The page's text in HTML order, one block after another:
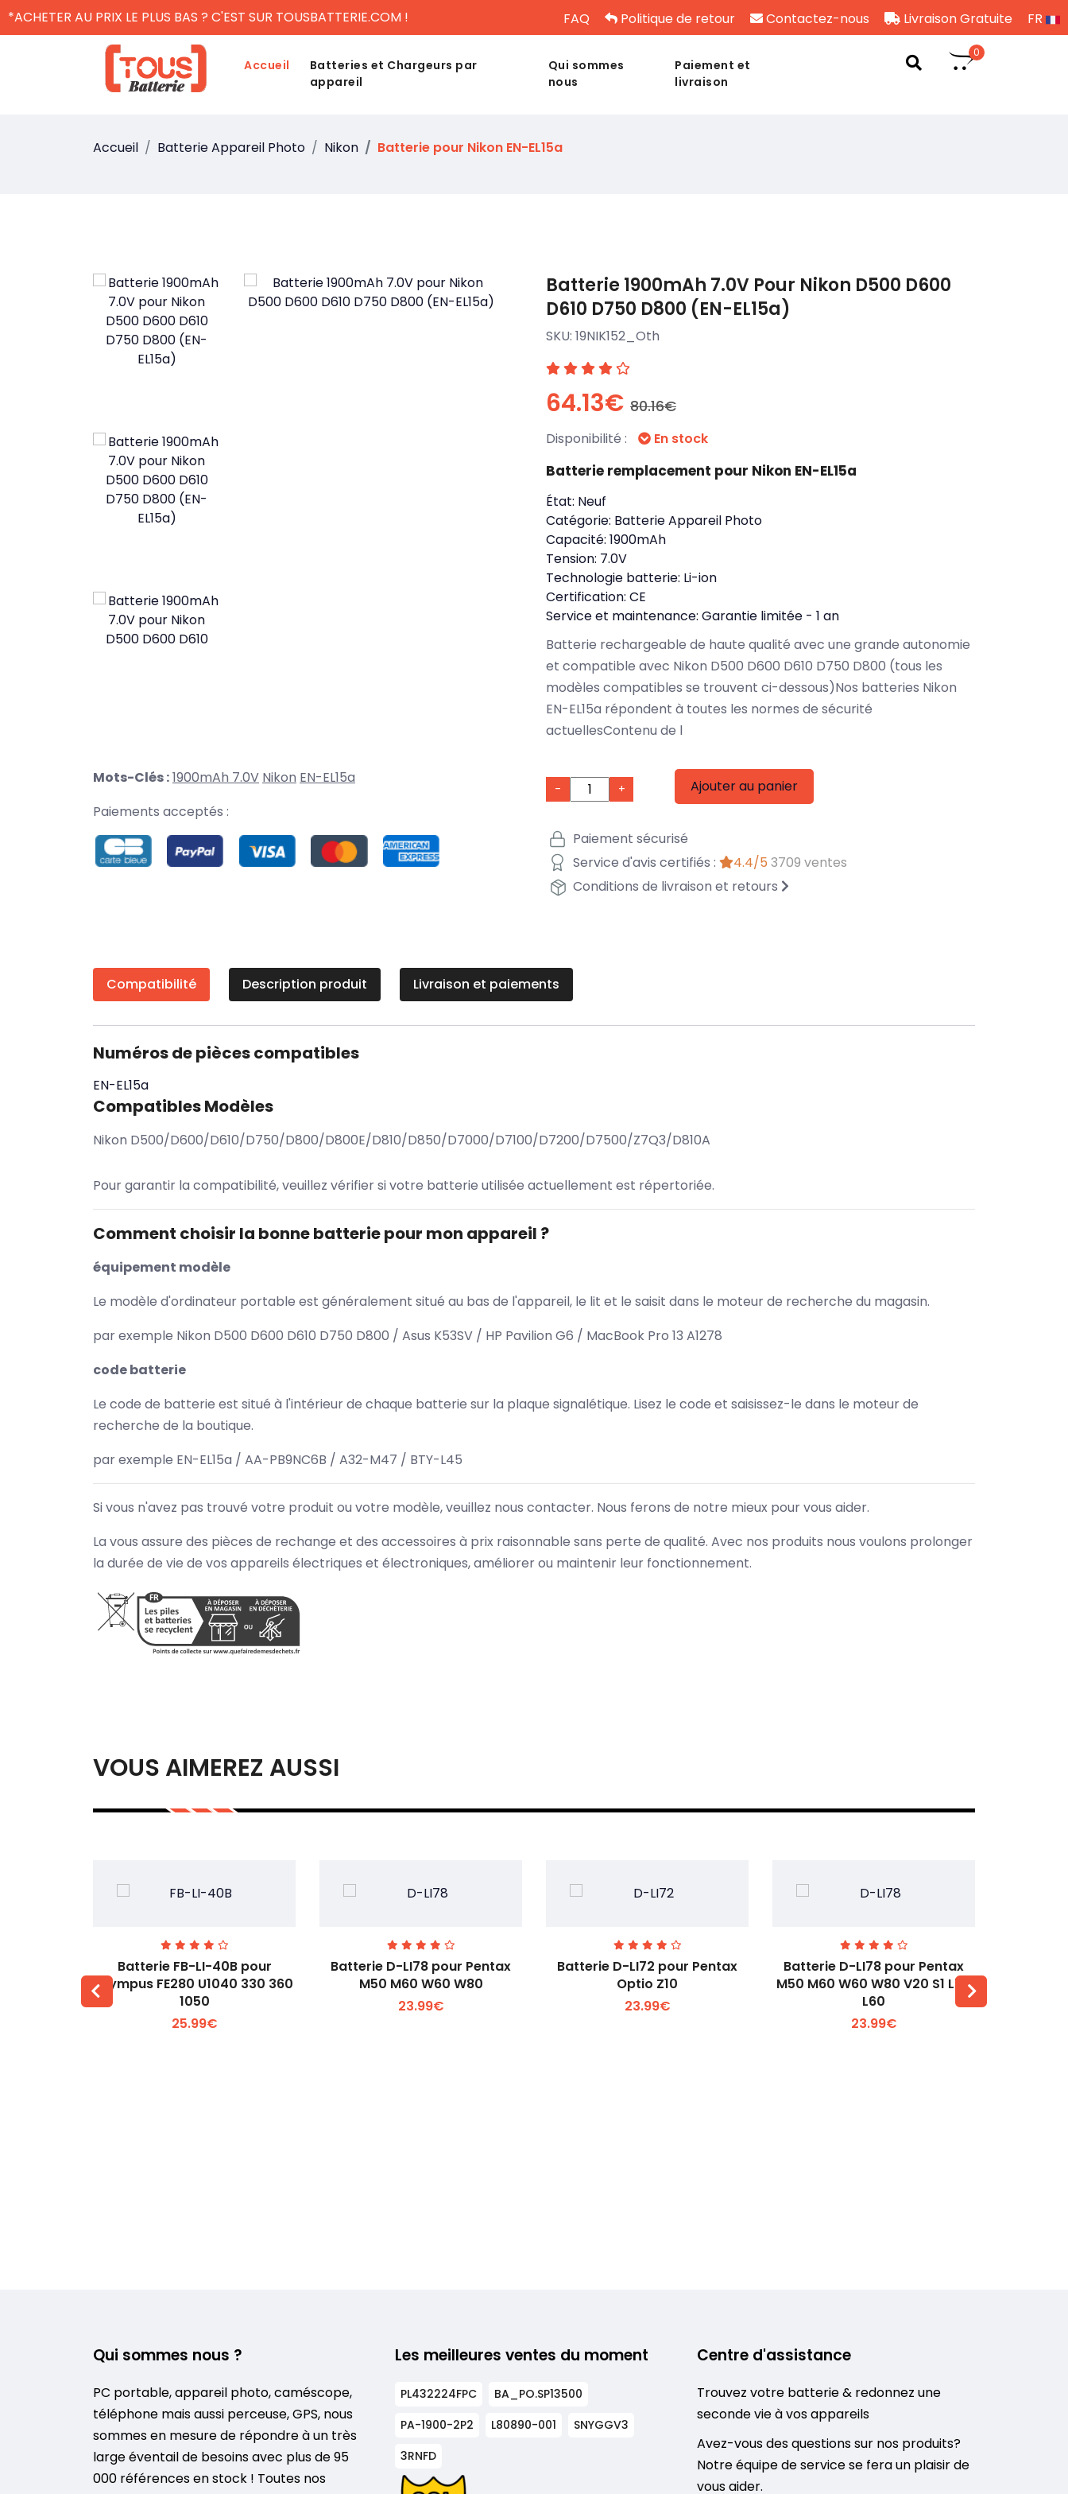
*ACHETER AU PRIX LE PLUS BAS ? C'EST SUR TOUSBATTERIE.COM ! FAQ Politique de retour Contactez-nous Livraison Gratuite FR
Accueil
Batteries et Chargeurs par
appareil
Qui sommes
nous
Paiement et
livraison
0
Accueil Batterie Appareil Photo Nikon Batterie pour Nikon EN-EL15a
Mots-Clés :1900mAh 7.0V Nikon EN-EL15a
Paiements acceptés :
Batterie 1900mAh 7.0V Pour Nikon D500 D600
D610 D750 D800 (EN-EL15a)
SKU: 19NIK152_Oth
64.13€ 80.16€
Disponibilité : En stock
Batterie remplacement pour Nikon EN-EL15a
État: Neuf
Catégorie: Batterie Appareil Photo
Capacité: 1900mAh
Tension: 7.0V
Technologie batterie: Li-ion
Certification: CE
Service et maintenance: Garantie limitée - 1 an
Batterie rechargeable de haute qualité avec une grande autonomie
et compatible avec Nikon D500 D600 D610 D750 D800 (tous les
modèles compatibles se trouvent ci-dessous)Nos batteries Nikon
EN-EL15a répondent à toutes les normes de sécurité
actuellesContenu de l
- + Ajouter au panier
Paiement sécurisé
Service d'avis certifiés :
4.4/5 3709 ventes
Conditions de livraison et retours
Compatibilité Description produit Livraison et paiements
Numéros de pièces compatibles
EN-EL15a
Compatibles Modèles
Nikon D500/D600/D610/D750/D800/D800E/D810/D850/D7000/D7100/D7200/D7500/Z7Q3/D810A
Pour garantir la compatibilité, veuillez vérifier si votre batterie utilisée actuellement est répertoriée.
Comment choisir la bonne batterie pour mon appareil ?
équipement modèle
Le modèle d'ordinateur portable est généralement situé au bas de l'appareil, le lit et le saisit dans le moteur de recherche du magasin.
par exemple Nikon D500 D600 D610 D750 D800 / Asus K53SV / HP Pavilion G6 / MacBook Pro 13 A1278
code batterie
Le code de batterie est situé à l'intérieur de chaque batterie sur la plaque signalétique. Lisez le code et saisissez-le dans le moteur de
recherche de la boutique.
par exemple EN-EL15a / AA-PB9NC6B / A32-M47 / BTY-L45
Si vous n'avez pas trouvé votre produit ou votre modèle, veuillez nous contacter. Nous ferons de notre mieux pour vous aider.
La vous assure des pièces de rechange et des accessoires à prix raisonnable sans perte de qualité. Avec nos produits nous voulons prolonger
la durée de vie de vos appareils électriques et électroniques, améliorer ou maintenir leur fonctionnement.
VOUS AIMEREZ AUSSI
Voir plus +
Batterie FB-LI-40B pour
Olympus FE280 U1040 330 360
1050
25.99€
Voir plus +
Batterie D-LI78 pour Pentax
M50 M60 W60 W80
23.99€
Voir plus +
Batterie D-LI72 pour Pentax
Optio Z10
23.99€
Voir plus +
Batterie D-LI78 pour Pentax
M50 M60 W60 W80 V20 S1 L50
L60
23.99€
Qui sommes nous ?
PC portable, appareil photo, caméscope,
téléphone mais aussi perceuse, GPS, nous
sommes en mesure de répondre à un très
large éventail de besoins avec plus de 95
000 références en stock ! Toutes nos
Les meilleures ventes du moment
PL432224FPC
BA_PO.SP13500
PA-1900-2P2
L80890-001
SNYGGV3
3RNFD
Centre d'assistance
Trouvez votre batterie & redonnez une
seconde vie à vos appareils
Avez-vous des questions sur nos produits?
Notre équipe de service se fera un plaisir de
vous aider.